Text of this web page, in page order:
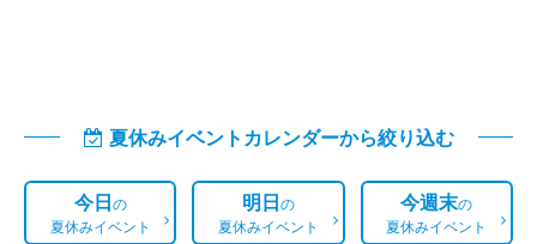
夏休みイベントカレンダーから絞り込む
今日の
夏休みイベント
明日の
夏休みイベント
今週末の
夏休みイベント